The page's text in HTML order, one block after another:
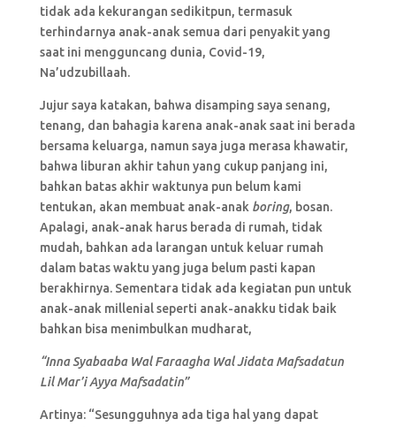
tidak ada kekurangan sedikitpun, termasuk
terhindarnya anak-anak semua dari penyakit yang
saat ini mengguncang dunia, Covid-19,
Na’udzubillaah.
Jujur saya katakan, bahwa disamping saya senang,
tenang, dan bahagia karena anak-anak saat ini berada
bersama keluarga, namun saya juga merasa khawatir,
bahwa liburan akhir tahun yang cukup panjang ini,
bahkan batas akhir waktunya pun belum kami
tentukan, akan membuat anak-anak boring, bosan.
Apalagi, anak-anak harus berada di rumah, tidak
mudah, bahkan ada larangan untuk keluar rumah
dalam batas waktu yang juga belum pasti kapan
berakhirnya. Sementara tidak ada kegiatan pun untuk
anak-anak millenial seperti anak-anakku tidak baik
bahkan bisa menimbulkan mudharat,
“Inna Syabaaba Wal Faraagha Wal Jidata Mafsadatun
Lil Mar’i Ayya Mafsadatin”
Artinya: “Sesungguhnya ada tiga hal yang dapat